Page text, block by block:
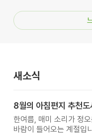
새소식
8월의 아침편지 추천도
한여름, 매미 소리가 정
바람이 들어오는 계절입